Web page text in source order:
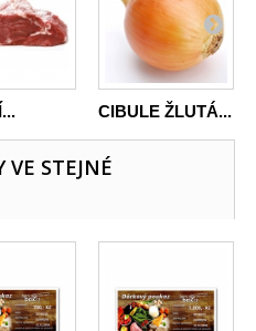
CIBULE ŽLUTÁ...
VE STEJNÉ